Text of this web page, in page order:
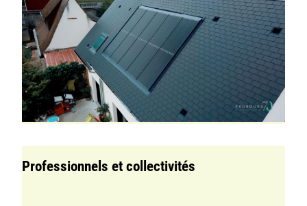
Professionnels et collectivités